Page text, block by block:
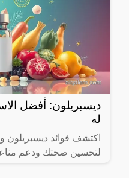
ديسبريلون: أفضل
له
اكتشف فوائد
لتحسين صحتك ودعم